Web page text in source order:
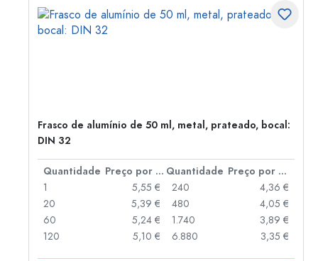
Frasco de alumínio de 50 ml, metal, prateado, bocal:
DIN 32
Quantidade Preço por peça Quantidade
Preço por peça
1
5,55 €
20
5,39 €
60
5,24 €
120
5,10 €
240
4,36 €
480
4,05 €
1.740
3,89 €
6.880
3,35 €